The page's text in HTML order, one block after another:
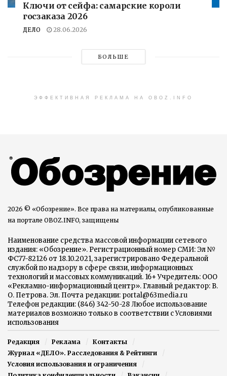
Ключи от сейфа: самарские короли
госзаказа 2026
ДЕЛО 28.06.2026
БОЛЬШЕ
ЭФФЕКТИВНАЯ РЕКЛАМА НА OBOZ.INFO
2026 © «Обозрение». Все права на материалы, опубликованные
на портале OBOZ.INFO, защищены
Наименование средства массовой информации сетевого
издания: «Обозрение». Регистрационный номер СМИ: Эл №
ФС77-82126 от 18.10.2021, зарегистрировано Федеральной
службой по надзору в сфере связи, информационных
технологий и массовых коммуникаций. 16+ Учредитель: ООО
«Рекламно-информационный центр». Главный редактор: В.
О. Петрова. Эл. Почта редакции: portal@63media.ru
Телефон редакции: (846) 342-50-28 Любое использование
материалов возможно только в соответствии с Условиями
использования
Редакция Реклама
Контакты
Журнал «ДЕЛО». Расследования & Рейтинги
Условия использования и ограничения